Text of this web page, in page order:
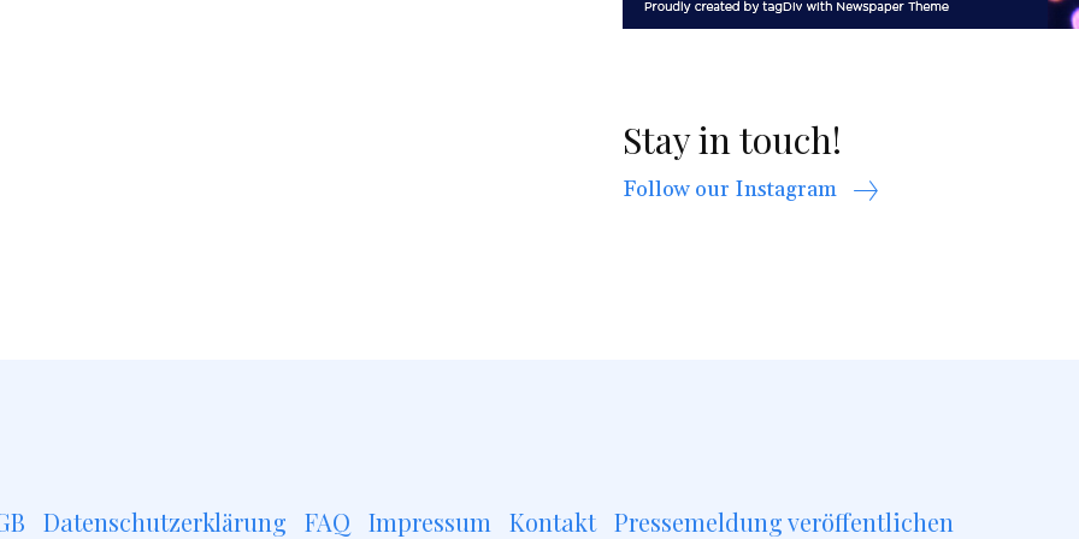
Stay in touch!
Follow our Instagram
Datenschutzerklärung FAQ Impressum Kontakt Pressemeldung veröffentlichen